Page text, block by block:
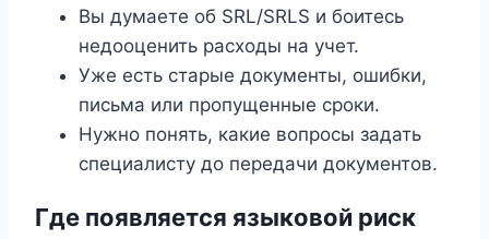
Вы думаете об SRL/SRLS и боитесь
недооценить расходы на учет.
Уже есть старые документы, ошибки,
письма или пропущенные сроки.
Нужно понять, какие вопросы задать
специалисту до передачи документов.
Где появляется языковой риск